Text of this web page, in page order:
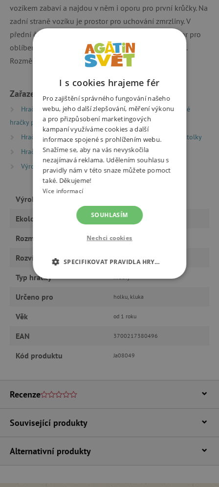
vozíkem zabaví a najdou v něm i oporu pro první krůčky. Na
zadní straně vozíku je prostor pro uchování zmrzliny. V
přední části má vozík dostatečně velký úložný prostor pro
oblíbené hračky. Vyrobeno ze dřeva s certifikací FSC®.
Rozměry vozíku jsou 41 x 31 x 48,5 cm.
Zařazeno v kategoriích
Hračky dle typu Dřevěné hry a hračky
Dřevěné
hračky pro nejmenší
Hračky dle typu
Odrážedla, chodítka a motorické stolky
Hračky dle věku
Hry a hračky pro batolata
Výrobci
Janod
Výrobce
Ekologický výrobek ano
Rozměry 41 x 31 x 48,5 cm
Rozvíjí
Typ hračky
Určeno pro holku, kluka
Věk od 1 roku
EAN 3700217380496
Kód produktu Ja08049
Recenze
Související produkty
Alternativní produkty
I s cookies hrajeme fér
Pro zajištění správného fungování našeho
webu, jeho další zlepšování, měření výkonu
a pro přizpůsobení marketingových
kampaní využíváme cookies a další
informace spojené s prohlížením webu.
Snažíme se, aby na vás nevyskočila
nezajímavá reklama. Udělením souhlasu s
pravidly nám v této snaze můžete pomoct
také. Děkujeme!
Více informací
SOUHLASÍM
Nechci cookies
SPECIFIKOVAT PRAVIDLA HRY…
NEZBYTNĚ NUTNÉ COOKIES
Analytické cookies
Marketingové cookies
základní funkce webových stránek, jako je
přihlášení uživatele a správa účtu. Webové
stránky nelze bez nezbytně nutných souborů